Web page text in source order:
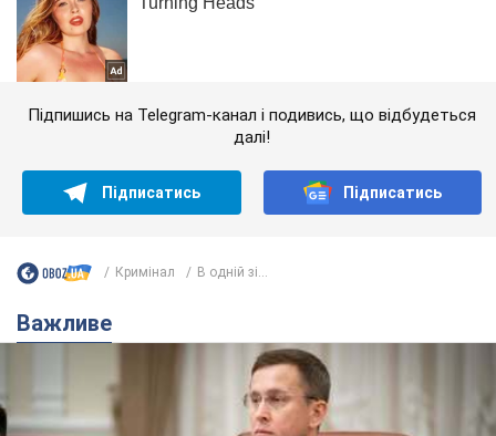
Підпишись на Telegram-канал і подивись, що відбудеться
далі!
Підписатись Підписатись
Кримінал В одній зі...
Важливе